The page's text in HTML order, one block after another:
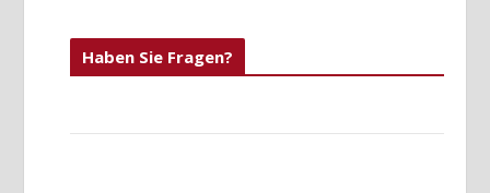
Haben Sie Fragen?